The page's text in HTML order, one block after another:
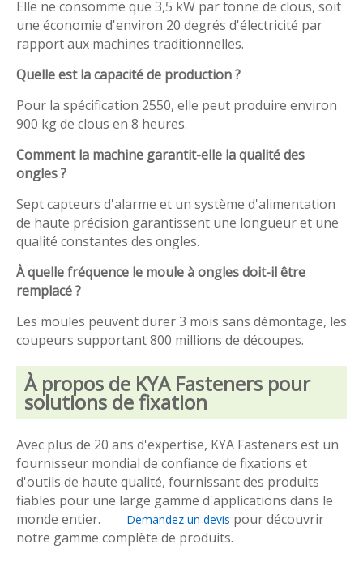
Elle ne consomme que 3,5 kW par tonne de clous, soit
une économie d'environ 20 degrés d'électricité par
rapport aux machines traditionnelles.
Quelle est la capacité de production ?
Pour la spécification 2550, elle peut produire environ
900 kg de clous en 8 heures.
Comment la machine garantit-elle la qualité des
ongles ?
Sept capteurs d'alarme et un système d'alimentation
de haute précision garantissent une longueur et une
qualité constantes des ongles.
À quelle fréquence le moule à ongles doit-il être
remplacé ?
Les moules peuvent durer 3 mois sans démontage, les
coupeurs supportant 800 millions de découpes.
À propos de KYA Fasteners pour
solutions de fixation
Avec plus de 20 ans d'expertise, KYA Fasteners est un
fournisseur mondial de confiance de fixations et
d'outils de haute qualité, fournissant des produits
fiables pour une large gamme d'applications dans le
monde entier.
Demandez un devis pour découvrir
notre gamme complète de produits.